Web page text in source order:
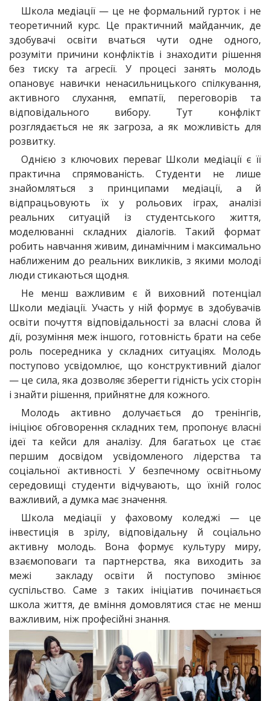
Школа медіації — це не формальний гурток і не
теоретичний курс. Це практичний майданчик, де
здобувачі освіти вчаться чути одне одного,
розуміти причини конфліктів і знаходити рішення
без тиску та агресії. У процесі занять молодь
опановує навички ненасильницького спілкування,
активного слухання, емпатії, переговорів та
відповідального вибору. Тут конфлікт
розглядається не як загроза, а як можливість для
розвитку.
Однією з ключових переваг Школи медіації є її
практична спрямованість. Студенти не лише
знайомляться з принципами медіації, а й
відпрацьовують їх у рольових іграх, аналізі
реальних ситуацій із студентського життя,
моделюванні складних діалогів. Такий формат
робить навчання живим, динамічним і максимально
наближеним до реальних викликів, з якими молоді
люди стикаються щодня.
Не менш важливим є й виховний потенціал
Школи медіації. Участь у ній формує в здобувачів
освіти почуття відповідальності за власні слова й
дії, розуміння меж іншого, готовність брати на себе
роль посередника у складних ситуаціях. Молодь
поступово усвідомлює, що конструктивний діалог
— це сила, яка дозволяє зберегти гідність усіх сторін
і знайти рішення, прийнятне для кожного.
Молодь активно долучається до тренінгів,
ініціює обговорення складних тем, пропонує власні
ідеї та кейси для аналізу. Для багатьох це стає
першим досвідом усвідомленого лідерства та
соціальної активності. У безпечному освітньому
середовищі студенти відчувають, що їхній голос
важливий, а думка має значення.
Школа медіації у фаховому коледжі — це
інвестиція в зрілу, відповідальну й соціально
активну молодь. Вона формує культуру миру,
взаємоповаги та партнерства, яка виходить за
межі закладу освіти й поступово змінює
суспільство. Саме з таких ініціатив починається
школа життя, де вміння домовлятися стає не менш
важливим, ніж професійні знання.